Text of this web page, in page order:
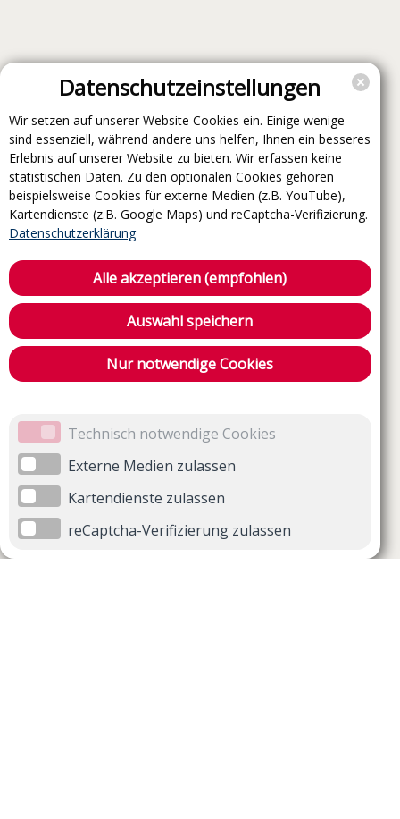
Datenschutzeinstellungen
Wir setzen auf unserer Website Cookies ein. Einige wenige
sind essenziell, während andere uns helfen, Ihnen ein besseres
Erlebnis auf unserer Website zu bieten. Wir erfassen keine
statistischen Daten. Zu den optionalen Cookies gehören
beispielsweise Cookies für externe Medien (z.B. YouTube),
Kartendienste (z.B. Google Maps) und reCaptcha-Verifizierung.
Datenschutzerklärung
Alle akzeptieren (empfohlen)
Auswahl speichern
Nur notwendige Cookies
Technisch notwendige Cookies
Externe Medien zulassen
Kartendienste zulassen
reCaptcha-Verifizierung zulassen